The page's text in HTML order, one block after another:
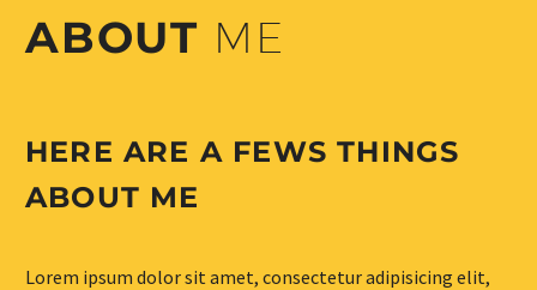
ABOUT ME
HERE ARE A FEWS THINGS
ABOUT ME
Lorem ipsum dolor sit amet, consectetur adipisicing elit,